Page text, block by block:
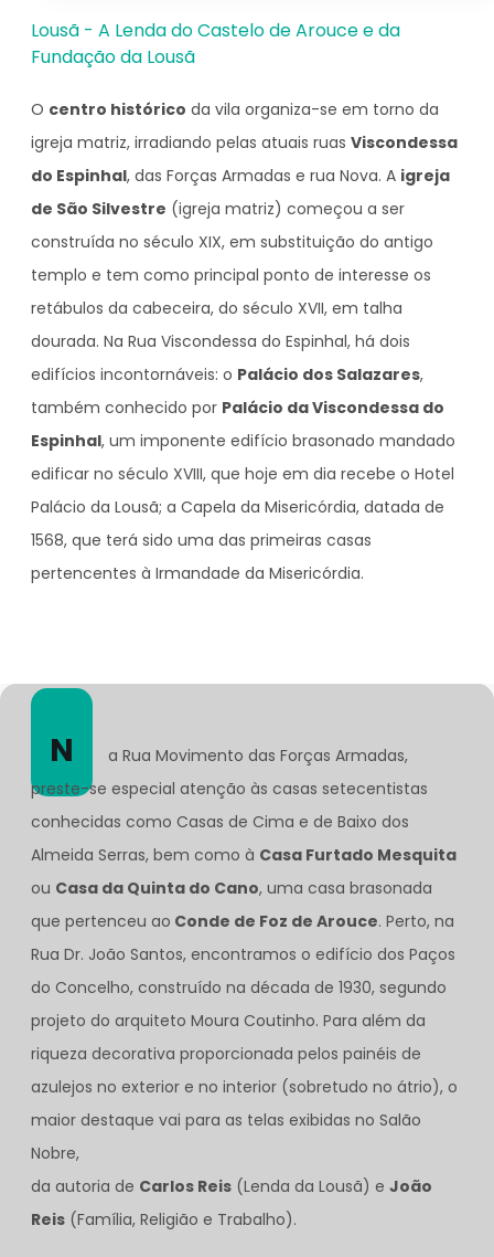
Lousã - A Lenda do Castelo de Arouce e da
Fundação da Lousã
O centro histórico da vila organiza-se em torno da
igreja matriz, irradiando pelas atuais ruas Viscondessa
do Espinhal, das Forças Armadas e rua Nova. A igreja
de São Silvestre (igreja matriz) começou a ser
construída no século XIX, em substituição do antigo
templo e tem como principal ponto de interesse os
retábulos da cabeceira, do século XVII, em talha
dourada. Na Rua Viscondessa do Espinhal, há dois
edifícios incontornáveis: o Palácio dos Salazares,
também conhecido por Palácio da Viscondessa do
Espinhal, um imponente edifício brasonado mandado
edificar no século XVIII, que hoje em dia recebe o Hotel
Palácio da Lousã; a Capela da Misericórdia, datada de
1568, que terá sido uma das primeiras casas
pertencentes à Irmandade da Misericórdia.
N
a Rua Movimento das Forças Armadas,
preste-se especial atenção às casas setecentistas
conhecidas como Casas de Cima e de Baixo dos
Almeida Serras, bem como à Casa Furtado Mesquita
ou Casa da Quinta do Cano, uma casa brasonada
que pertenceu ao Conde de Foz de Arouce. Perto, na
Rua Dr. João Santos, encontramos o edifício dos Paços
do Concelho, construído na década de 1930, segundo
projeto do arquiteto Moura Coutinho. Para além da
riqueza decorativa proporcionada pelos painéis de
azulejos no exterior e no interior (sobretudo no átrio), o
maior destaque vai para as telas exibidas no Salão
Nobre,
da autoria de Carlos Reis (Lenda da Lousã) e João
Reis (Família, Religião e Trabalho).